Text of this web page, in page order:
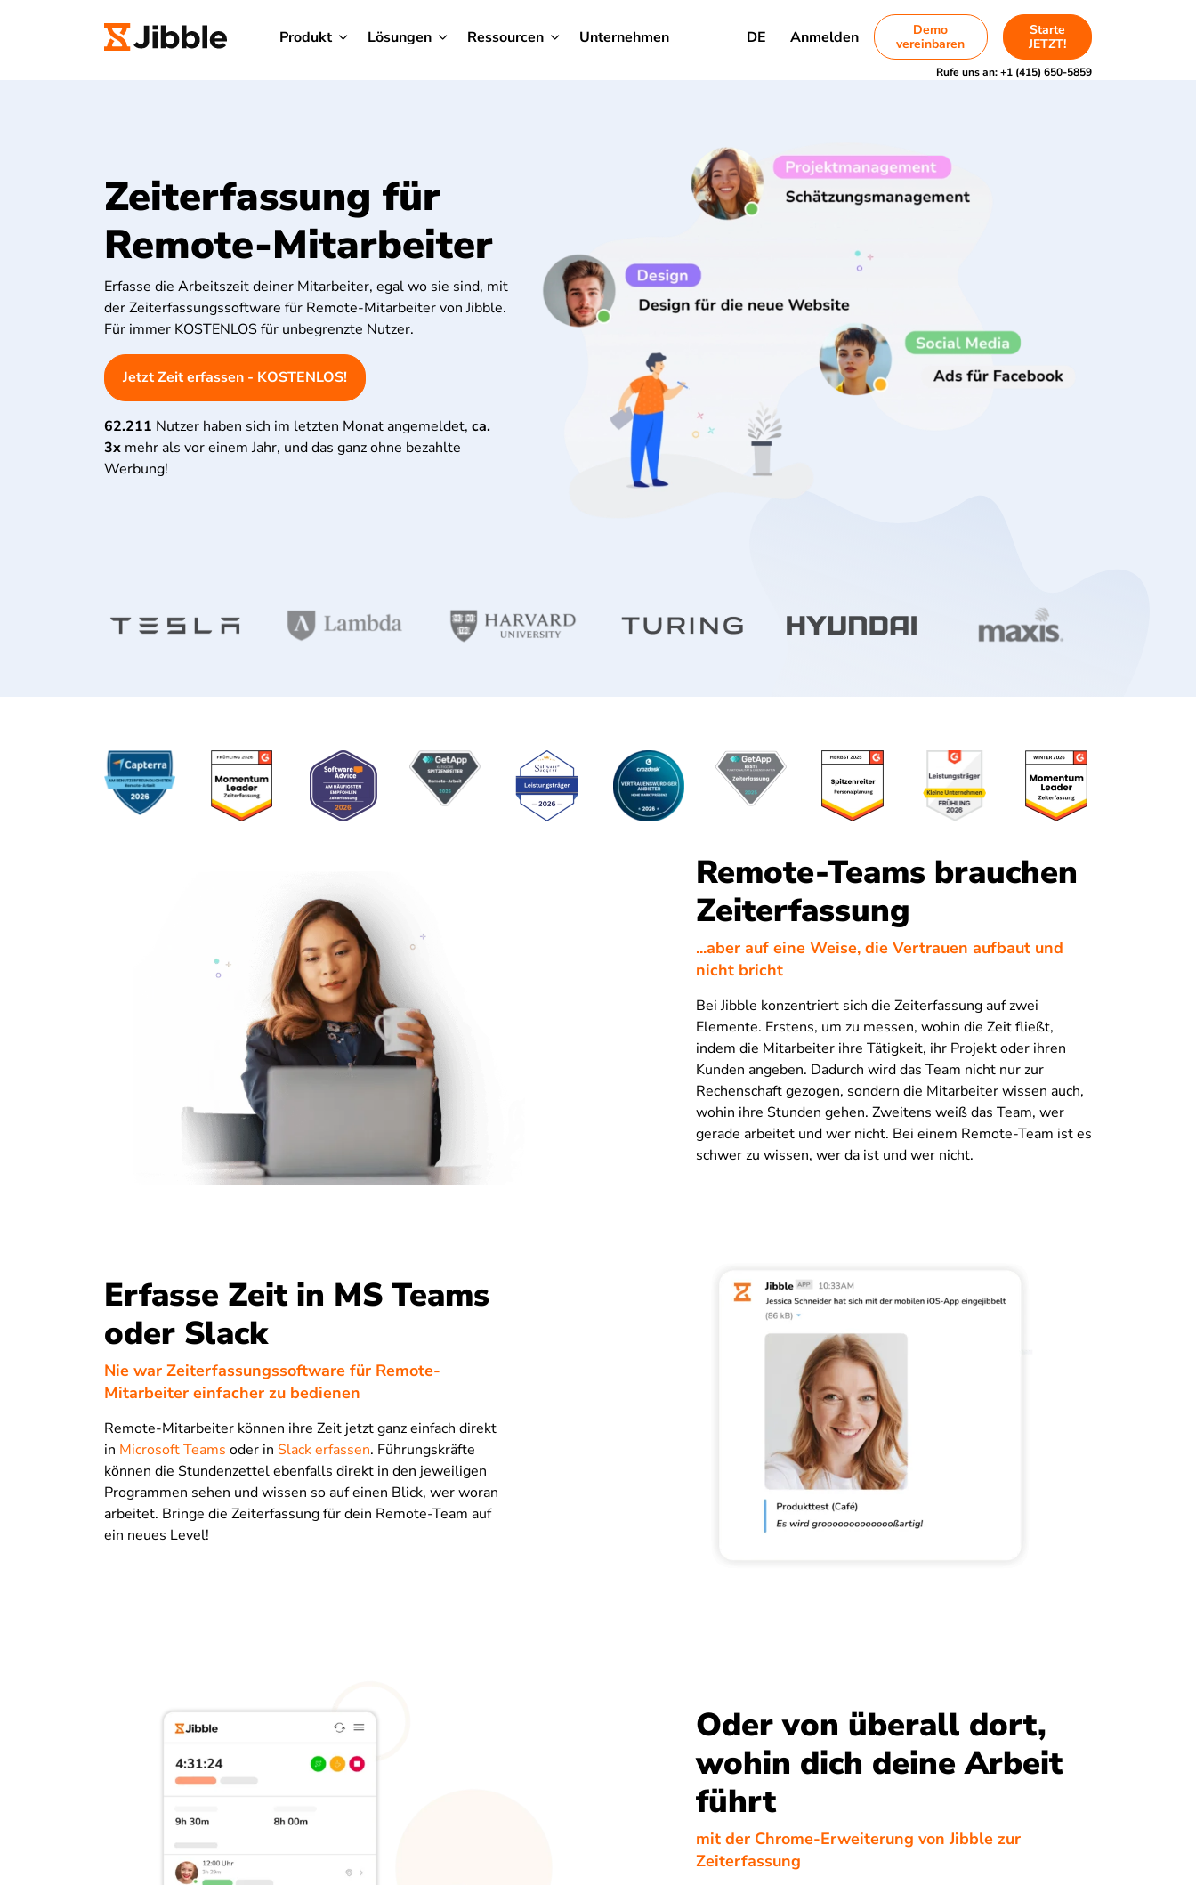
Produkt Lösungen Ressourcen Unternehmen DE Anmelden
Demo
vereinbaren
Starte
JETZT!
Rufe uns an:+1 (415) 650-5859
Zeiterfassung für
Remote-Mitarbeiter
Erfasse die Arbeitszeit deiner Mitarbeiter, egal wo sie sind, mit
der Zeiterfassungssoftware für Remote-Mitarbeiter von Jibble.
Für immer KOSTENLOS für unbegrenzte Nutzer.
Jetzt Zeit erfassen - KOSTENLOS!
62.211 Nutzer haben sich im letzten Monat angemeldet, ca.
3x mehr als vor einem Jahr, und das ganz ohne bezahlte
Werbung!
Remote-Teams brauchen
Zeiterfassung
...aber auf eine Weise, die Vertrauen aufbaut und
nicht bricht
Bei Jibble konzentriert sich die Zeiterfassung auf zwei
Elemente. Erstens, um zu messen, wohin die Zeit fließt,
indem die Mitarbeiter ihre Tätigkeit, ihr Projekt oder ihren
Kunden angeben. Dadurch wird das Team nicht nur zur
Rechenschaft gezogen, sondern die Mitarbeiter wissen auch,
wohin ihre Stunden gehen. Zweitens weiß das Team, wer
gerade arbeitet und wer nicht. Bei einem Remote-Team ist es
schwer zu wissen, wer da ist und wer nicht.
Erfasse Zeit in MS Teams
oder Slack
Nie war Zeiterfassungssoftware für Remote-
Mitarbeiter einfacher zu bedienen
Remote-Mitarbeiter können ihre Zeit jetzt ganz einfach direkt
in Microsoft Teams oder in Slack erfassen. Führungskräfte
können die Stundenzettel ebenfalls direkt in den jeweiligen
Programmen sehen und wissen so auf einen Blick, wer woran
arbeitet. Bringe die Zeiterfassung für dein Remote-Team auf
ein neues Level!
Oder von überall dort,
wohin dich deine Arbeit
führt
mit der Chrome-Erweiterung von Jibble zur
Zeiterfassung